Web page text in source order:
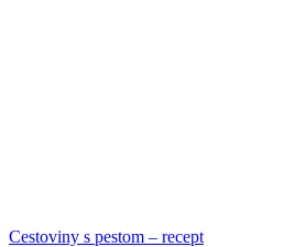
Cestoviny s pestom – recept